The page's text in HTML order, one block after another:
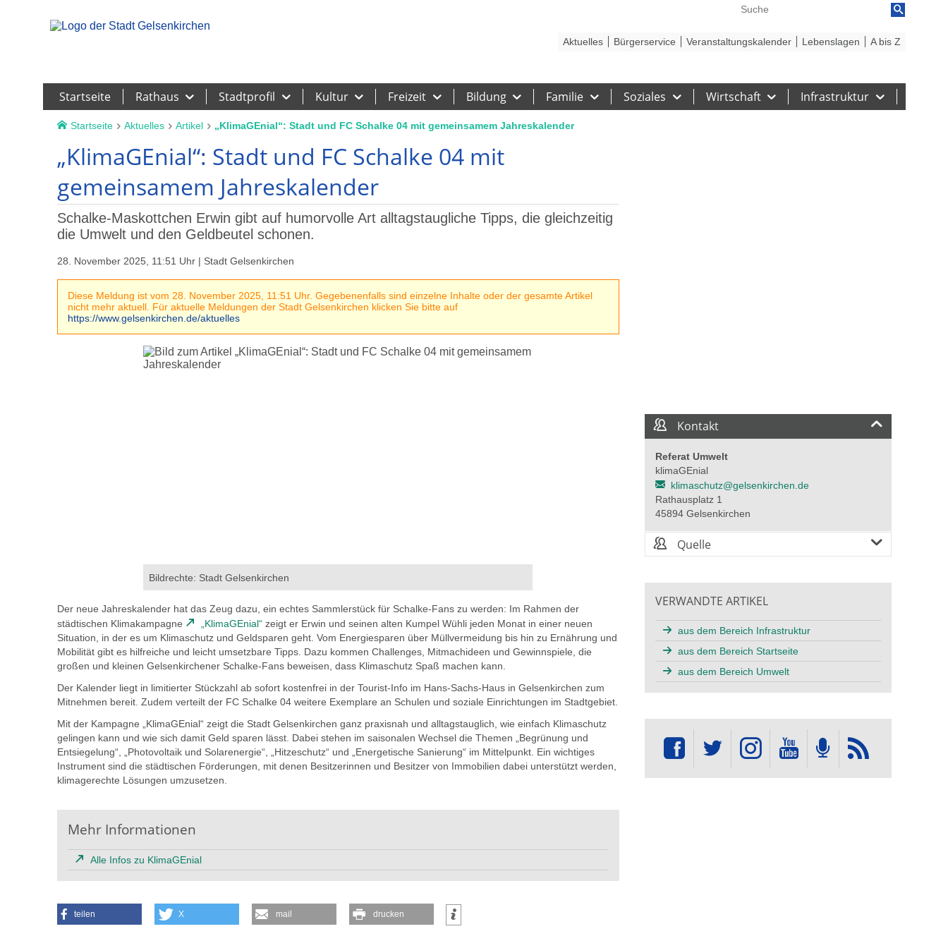
Startseite Rathaus Stadtprofil Kultur Freizeit Bildung Familie Soziales Wirtschaft Infrastruktur
Aktuelles Bürgerservice Veranstaltungskalender Lebenslagen A bis Z
Startseite Aktuelles Artikel „KlimaGEnial“: Stadt und FC Schalke 04 mit gemeinsamem Jahreskalender
„KlimaGEnial“: Stadt und FC Schalke 04 mit
gemeinsamem Jahreskalender
Schalke-Maskottchen Erwin gibt auf humorvolle Art alltagstaugliche Tipps, die gleichzeitig
die Umwelt und den Geldbeutel schonen.
28. November 2025, 11:51 Uhr | Stadt Gelsenkirchen
Diese Meldung ist vom 28. November 2025, 11:51 Uhr. Gegebenenfalls sind einzelne Inhalte oder der gesamte Artikel
nicht mehr aktuell. Für aktuelle Meldungen der Stadt Gelsenkirchen klicken Sie bitte auf
https://www.gelsenkirchen.de/aktuelles
Bildrechte: Stadt Gelsenkirchen
Der neue Jahreskalender hat das Zeug dazu, ein echtes Sammlerstück für Schalke-Fans zu werden: Im Rahmen der
städtischen Klimakampagne
„KlimaGEnial“zeigt er Erwin und seinen alten Kumpel Wühli jeden Monat in einer neuen
Situation, in der es um Klimaschutz und Geldsparen geht. Vom Energiesparen über Müllvermeidung bis hin zu Ernährung und
Mobilität gibt es hilfreiche und leicht umsetzbare Tipps. Dazu kommen Challenges, Mitmachideen und Gewinnspiele, die
großen und kleinen Gelsenkirchener Schalke-Fans beweisen, dass Klimaschutz Spaß machen kann.
Der Kalender liegt in limitierter Stückzahl ab sofort kostenfrei in der Tourist-Info im Hans-Sachs-Haus in Gelsenkirchen zum
Mitnehmen bereit. Zudem verteilt der FC Schalke 04 weitere Exemplare an Schulen und soziale Einrichtungen im Stadtgebiet.
Mit der Kampagne „KlimaGEnial“ zeigt die Stadt Gelsenkirchen ganz praxisnah und alltagstauglich, wie einfach Klimaschutz
gelingen kann und wie sich damit Geld sparen lässt. Dabei stehen im saisonalen Wechsel die Themen „Begrünung und
Entsiegelung“, „Photovoltaik und Solarenergie“, „Hitzeschutz“ und „Energetische Sanierung“ im Mittelpunkt. Ein wichtiges
Instrument sind die städtischen Förderungen, mit denen Besitzerinnen und Besitzer von Immobilien dabei unterstützt werden,
klimagerechte Lösungen umzusetzen.
Mehr Informationen
Alle Infos zu KlimaGEnial
teilen X mail drucken
Kontakt
Referat Umwelt
klimaGEnial
klimaschutz@gelsenkirchen.de
Rathausplatz 1
45894 Gelsenkirchen
Quelle
VERWANDTE ARTIKEL
aus dem Bereich Infrastruktur
aus dem Bereich Startseite
aus dem Bereich Umwelt